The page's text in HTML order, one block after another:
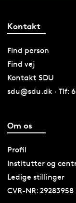
Kontakt
Find person
Find vej
Kontakt SDU
sdu@sdu.dk · Tlf:
Om os
Profil
Institutter og
Ledige stillinger
CVR-NR: 29283958